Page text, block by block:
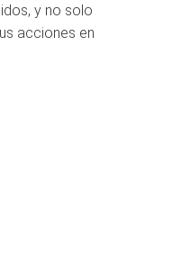
y no solo
acciones en